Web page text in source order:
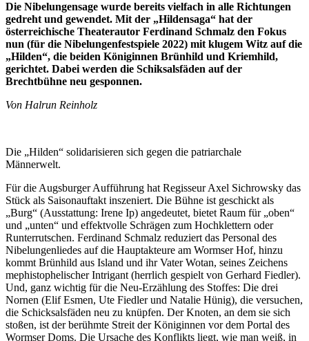
Die Nibelungensage wurde bereits vielfach in alle Richtungen
gedreht und gewendet. Mit der „Hildensaga“ hat der
österreichische Theaterautor Ferdinand Schmalz den Fokus
nun (für die Nibelungenfestspiele 2022) mit klugem Witz auf die
„Hilden“, die beiden Königinnen Brünhild und Kriemhild,
gerichtet. Dabei werden die Schiksalsfäden auf der
Brechtbühne neu gesponnen.
Von Halrun Reinholz
Die „Hilden“ solidarisieren sich gegen die patriarchale
Männerwelt.
Für die Augsburger Aufführung hat Regisseur Axel Sichrowsky das
Stück als Saisonauftakt inszeniert. Die Bühne ist geschickt als
„Burg“ (Ausstattung: Irene Ip) angedeutet, bietet Raum für „oben“
und „unten“ und effektvolle Schrägen zum Hochklettern oder
Runter­rutschen. Ferdinand Schmalz reduziert das Personal des
Nibelungen­liedes auf die Haupt­akteure am Wormser Hof, hinzu
kommt Brünhild aus Island und ihr Vater Wotan, seines Zeichens
mephistophelischer Intrigant (herrlich gespielt von Gerhard Fiedler).
Und, ganz wichtig für die Neu-Erzählung des Stoffes: Die drei
Nornen (Elif Esmen, Ute Fiedler und Natalie Hünig), die versuchen,
die Schicksals­fäden neu zu knüpfen. Der Knoten, an dem sie sich
stoßen, ist der berühmte Streit der Königinnen vor dem Portal des
Wormser Doms. Die Ursache des Konflikts liegt, wie man weiß, in